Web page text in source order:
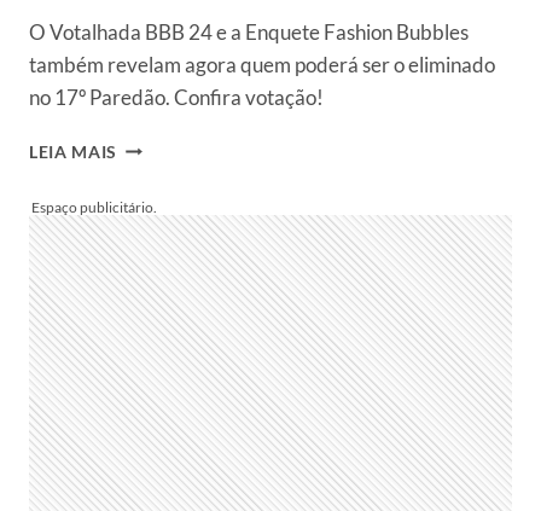
O Votalhada BBB 24 e a Enquete Fashion Bubbles
também revelam agora quem poderá ser o eliminado
no 17º Paredão. Confira votação!
LEIA MAIS PORCENTAGEM
UOL
ATUALIZADA:
PARCIAL
DA
ENQUETE
MOSTRA
COMO
ESTÁ
A
VOTAÇÃO
DO
17º